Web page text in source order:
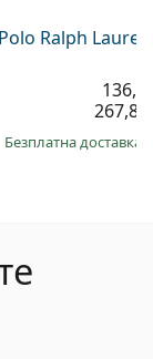
Polo Ralph
Безплатна доставка